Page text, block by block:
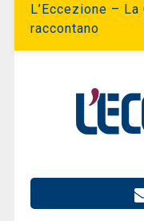
L’Eccezione –
raccontano